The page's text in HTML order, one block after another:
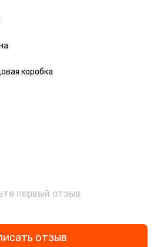
коробка
первый отзыв
отзыв